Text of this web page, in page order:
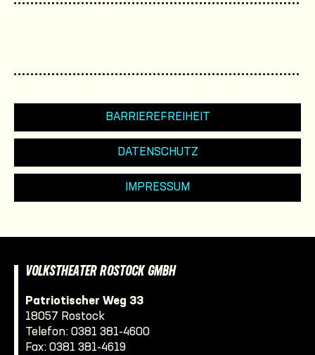
BARRIEREFREIHEIT
DATENSCHUTZ
IMPRESSUM
VOLKSTHEATER ROSTOCK GMBH
Patriotischer Weg 33
18057 Rostock
Telefon: 0381 381-4600
Fax: 0381 381-4619